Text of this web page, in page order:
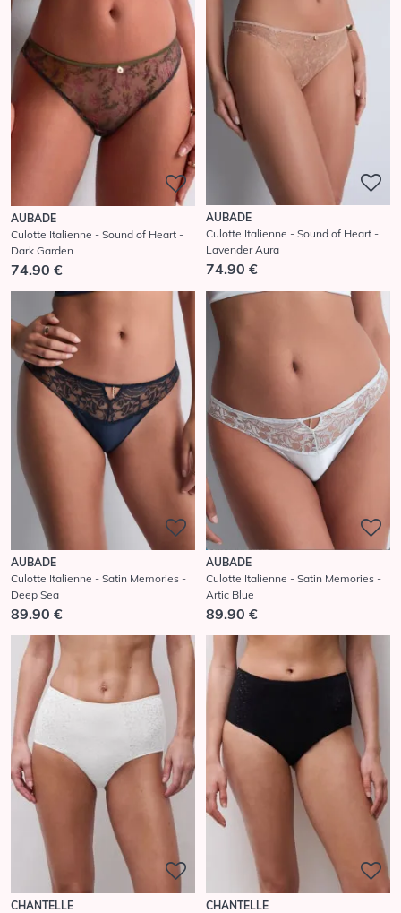
AUBADE
Culotte Italienne - Sound of Heart -
Dark Garden
74.90 €
AUBADE
Culotte Italienne - Sound of Heart -
Lavender Aura
74.90 €
AUBADE
Culotte Italienne - Satin Memories -
Deep Sea
89.90 €
AUBADE
Culotte Italienne - Satin Memories -
Artic Blue
89.90 €
CHANTELLE
CHANTELLE